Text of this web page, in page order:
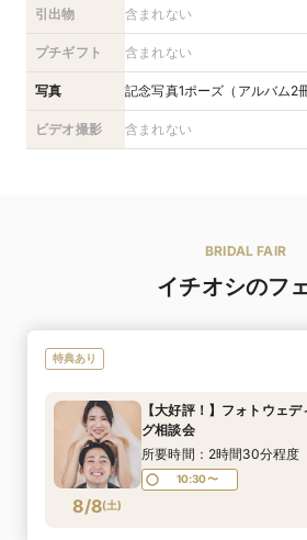
引出物 含まれない
プチギフト 含まれない
写真 記念写真1ポーズ（アルバム2
ビデオ撮影 含まれない
BRIDAL FAIR
イチオシのフ
特典あり
8/8(土)
【大好評！】フォトウェデ
グ相談会
所要時間：2時間30分程度
10:30〜